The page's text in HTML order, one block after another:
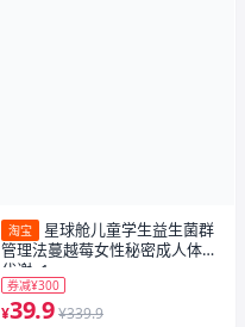
淘宝
星球舱儿童学生益生菌群
管理法蔓越莓女性秘密成人体重
代谢x1
券减¥300
¥39.9 ¥339.9